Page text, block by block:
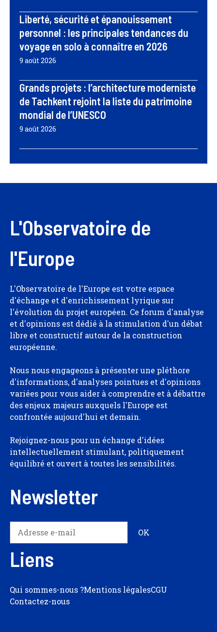
Liberté, sécurité et épanouissement
personnel : les principales tendances du
voyage en solo à connaître en 2026
9 août 2026
Grands projets : l’architecture moderniste
de Tachkent rejoint la liste du patrimoine
mondial de l’UNESCO
9 août 2026
L'Observatoire de
l'Europe
L'Observatoire de l'Europe est votre espace
d'échange et d'enrichissement lyrique sur
l'évolution du projet européen. Ce forum d'analyse
et d'opinions est dédié à la stimulation d'un débat
libre et constructif autour de la construction
européenne.
Nous nous engageons à présenter une pléthore
d'informations, d'analyses pointues et d'opinions
variées pour vous aider à comprendre et à débattre
des enjeux majeurs auxquels l'Europe est
confrontée aujourd'hui et demain.
Rejoignez-nous pour un échange d'idées
intellectuellement stimulant, politiquement
équilibré et ouvert à toutes les sensibilités.
Newsletter
Liens
Qui sommes-nous ?Mentions légalesCGU
Contactez-nous